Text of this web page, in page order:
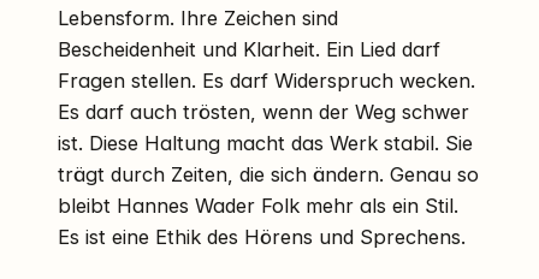
Lebensform. Ihre Zeichen sind
Bescheidenheit und Klarheit. Ein Lied darf
Fragen stellen. Es darf Widerspruch wecken.
Es darf auch trösten, wenn der Weg schwer
ist. Diese Haltung macht das Werk stabil. Sie
trägt durch Zeiten, die sich ändern. Genau so
bleibt Hannes Wader Folk mehr als ein Stil.
Es ist eine Ethik des Hörens und Sprechens.